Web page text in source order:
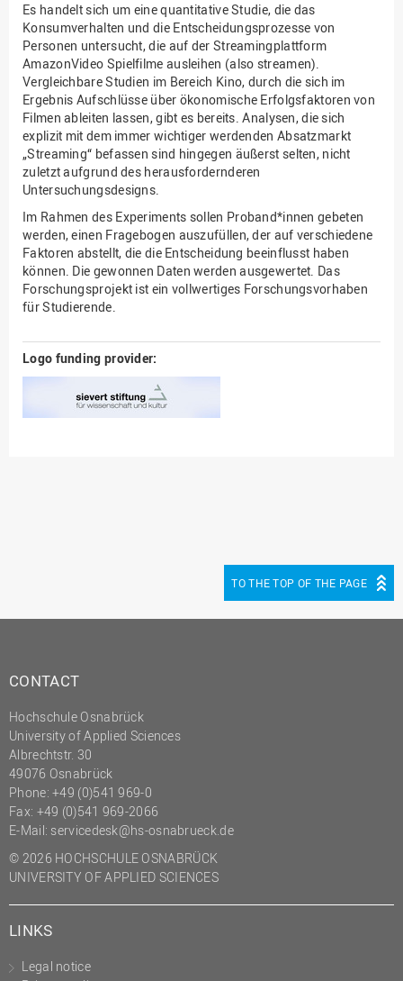
Es handelt sich um eine quantitative Studie, die das
Konsumverhalten und die Entscheidungsprozesse von
Personen untersucht, die auf der Streamingplattform
AmazonVideo Spielfilme ausleihen (also streamen).
Vergleichbare Studien im Bereich Kino, durch die sich im
Ergebnis Aufschlüsse über ökonomische Erfolgsfaktoren von
Filmen ableiten lassen, gibt es bereits. Analysen, die sich
explizit mit dem immer wichtiger werdenden Absatzmarkt
„Streaming“ befassen sind hingegen äußerst selten, nicht
zuletzt aufgrund des herausfordernderen
Untersuchungsdesigns.
Im Rahmen des Experiments sollen Proband*innen gebeten
werden, einen Fragebogen auszufüllen, der auf verschiedene
Faktoren abstellt, die die Entscheidung beeinflusst haben
können. Die gewonnen Daten werden ausgewertet. Das
Forschungsprojekt ist ein vollwertiges Forschungsvorhaben
für Studierende.
Logo funding provider:
TO THE TOP OF THE PAGE
CONTACT
Hochschule Osnabrück
University of Applied Sciences
Albrechtstr. 30
49076 Osnabrück
Phone: +49 (0)541 969-0
Fax: +49 (0)541 969-2066
E-Mail: servicedesk@hs-osnabrueck.de
© 2026 HOCHSCHULE OSNABRÜCK
UNIVERSITY OF APPLIED SCIENCES
LINKS
Legal notice